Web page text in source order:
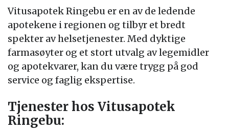
Vitusapotek Ringebu er en av de ledende
apotekene i regionen og tilbyr et bredt
spekter av helsetjenester. Med dyktige
farmasøyter og et stort utvalg av legemidler
og apotekvarer, kan du være trygg på god
service og faglig ekspertise.
Tjenester hos Vitusapotek
Ringebu: